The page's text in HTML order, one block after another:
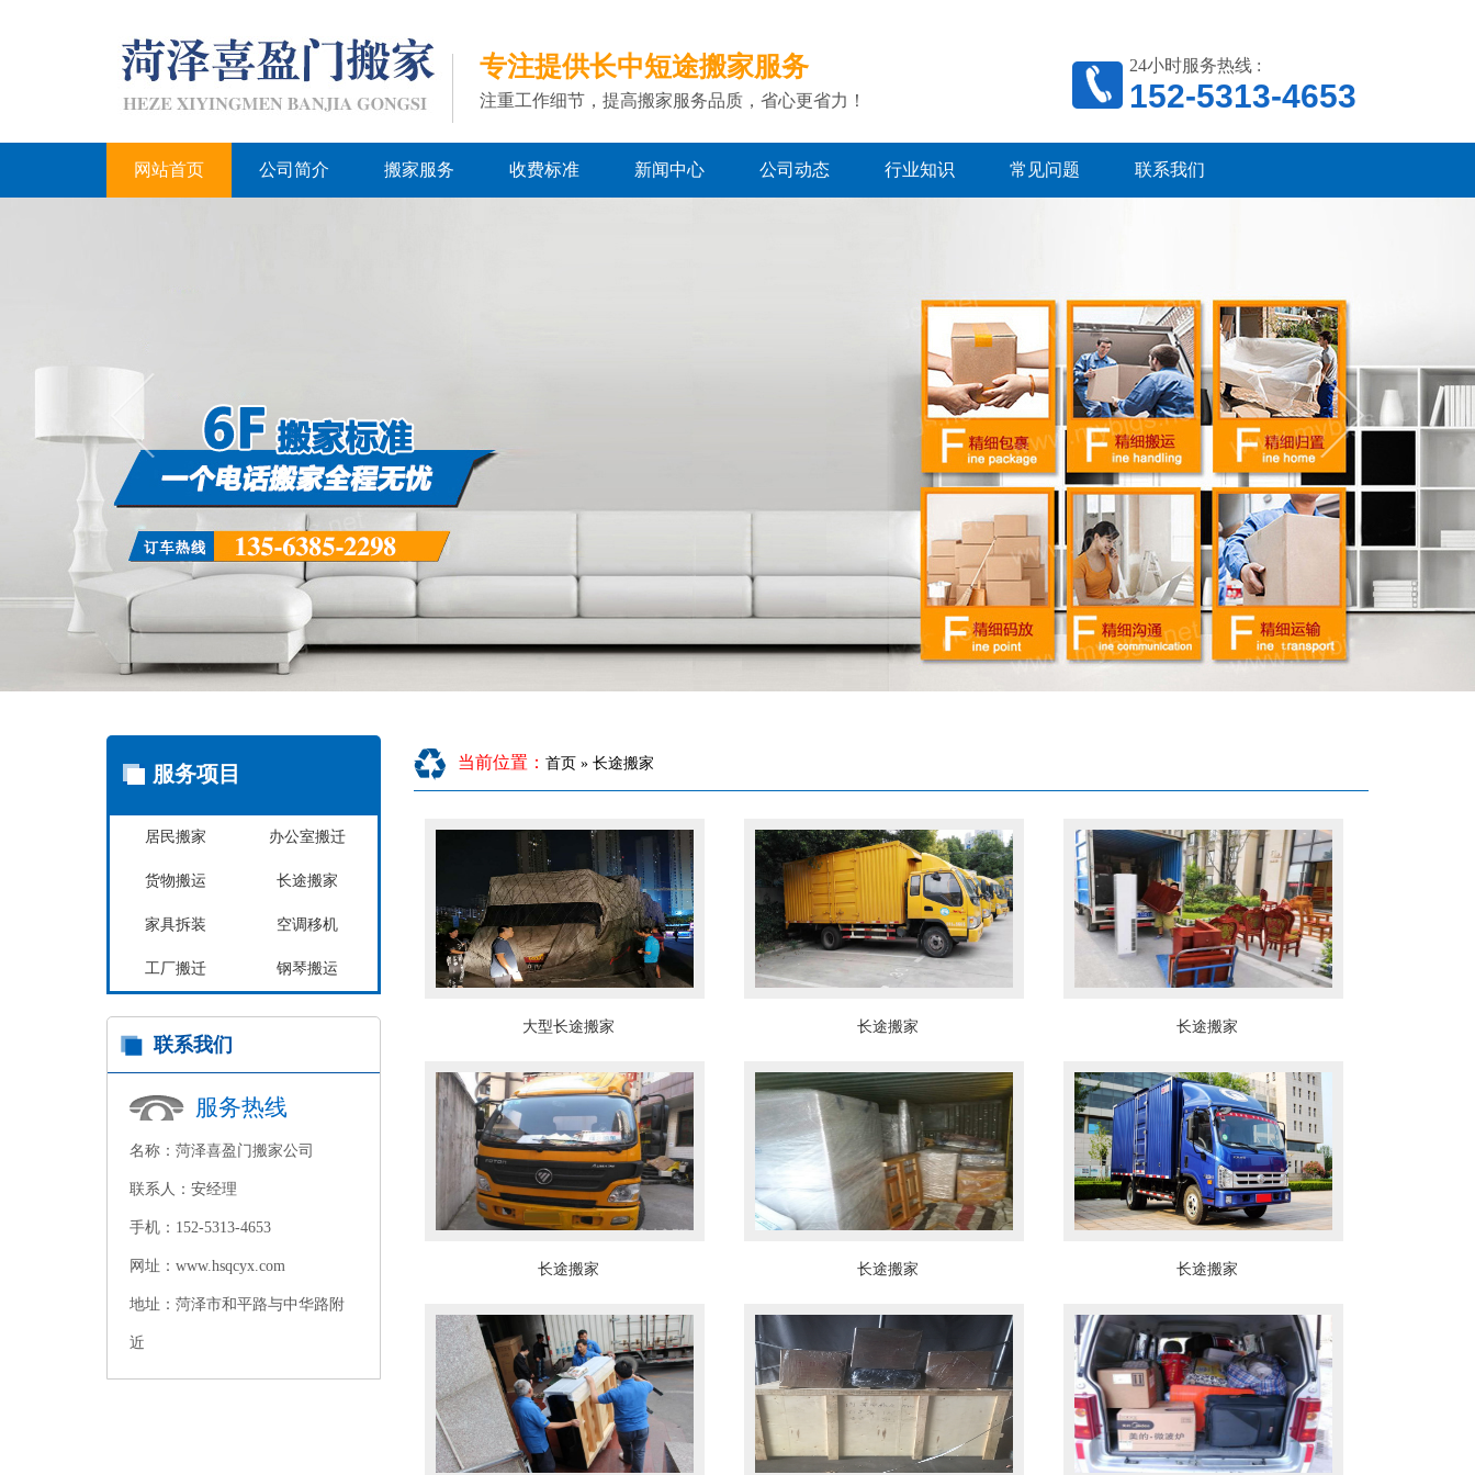
专注提供长中短途搬家服务
注重工作细节，提高搬家服务品质，省心更省力！
24小时服务热线 :
152-5313-4653
网站首页 公司简介 搬家服务 收费标准 新闻中心 公司动态 行业知识 常见问题 联系我们
服务项目
居民搬家 办公室搬迁
货物搬运 长途搬家
家具拆装 空调移机
工厂搬迁 钢琴搬运
联系我们
服务热线
名称：菏泽喜盈门搬家公司
联系人：安经理
手机：152-5313-4653
网址：www.hsqcyx.com
地址：菏泽市和平路与中华路附
近
当前位置： 首页 » 长途搬家
大型长途搬家 长途搬家 长途搬家
长途搬家 长途搬家 长途搬家